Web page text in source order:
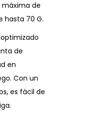
máxima de
hasta 70 G.
de
en
Con un
es fácil de